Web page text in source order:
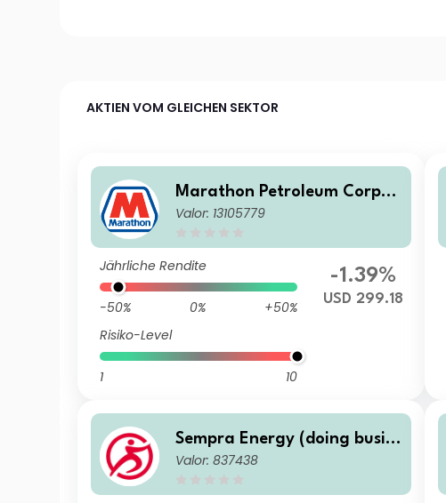
AKTIEN VOM GLEICHEN SEKTOR
Marathon Petroleum Corpor
ation
Valor: 13105779
Jährliche Rendite
-50% 0%
+50%
Risiko-Level
1 10
-1.39%
USD 299.18
Sempra Energy (doing busin
ess as Sempra)
Valor: 837438